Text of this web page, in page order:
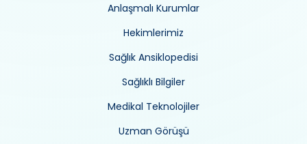
Anlaşmalı Kurumlar
Hekimlerimiz
Sağlık Ansiklopedisi
Sağlıklı Bilgiler
Medikal Teknolojiler
Uzman Görüşü